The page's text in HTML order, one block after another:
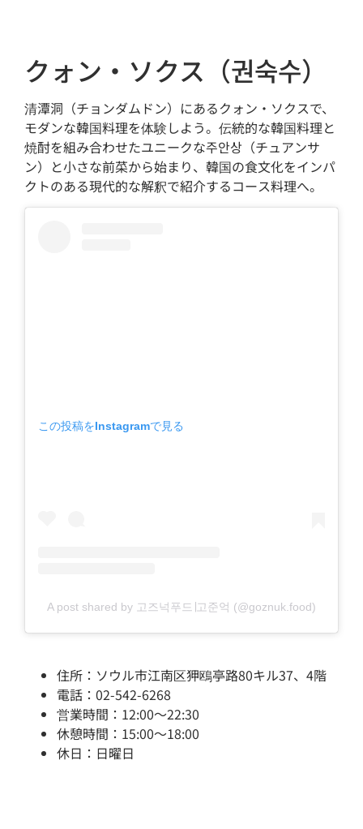
クォン・ソクス（권숙수）
清潭洞（チョンダムドン）にあるクォン・ソクスで、
モダンな韓国料理を体験しよう。伝統的な韓国料理と
焼酎を組み合わせたユニークな주안상（チュアンサ
ン）と小さな前菜から始まり、韓国の食文化をインパ
クトのある現代的な解釈で紹介するコース料理へ。
この投稿をInstagramで見る
A post shared by 고즈넉푸드∣고준억 (@goznuk.food)
住所：ソウル市江南区狎鴎亭路80キル37、4階
電話：02-542-6268
営業時間：12:00～22:30
休憩時間：15:00～18:00
休日：日曜日